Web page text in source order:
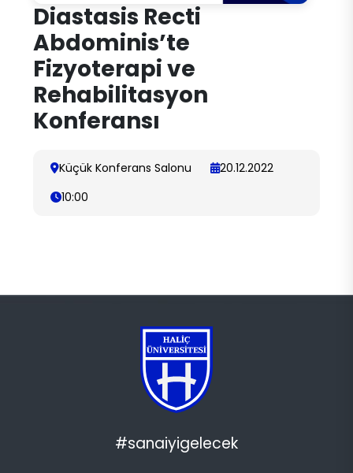
Diastasis Recti
Abdominis’te
Fizyoterapi ve
Rehabilitasyon
Konferansı
Küçük Konferans Salonu
20.12.2022
10:00
#sanaiyigelecek